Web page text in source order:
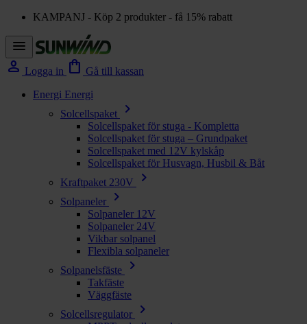
KAMPANJ - Köp 2 produkter - få 15% rabatt
menu
person Logga in shopping_bag Gå till kassan
Energi Energi
Solcellspaket
chevron_right
Solcellspaket för stuga - Kompletta
Solcellspaket för stuga – Grundpaket
Solcellspaket med 12V kylskåp
Solcellspaket för Husvagn, Husbil & Båt
Kraftpaket 230V
chevron_right
Solpaneler chevron_right
Solpaneler 12V
Solpaneler 24V
Vikbar solpanel
Flexibla solpaneler
Solpanelsfäste
chevron_right
Takfäste
Väggfäste
Solcellsregulator
chevron_right